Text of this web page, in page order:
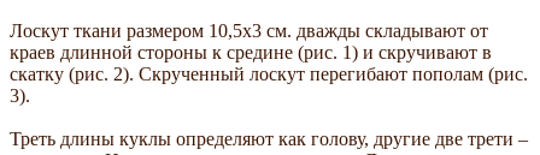
Лоскут ткани размером 10,5х3 см. дважды складывают от
краев длинной стороны к средине (рис. 1) и скручивают в
скатку (рис. 2). Скрученный лоскут перегибают пополам (рис.
3).
Треть длины куклы определяют как голову, другие две трети –